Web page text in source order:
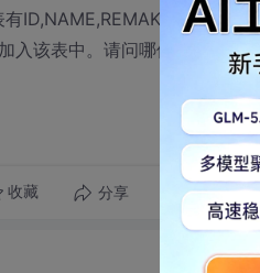
ID,NAME,REMAKE字段，但
入该表中。请问哪位做过呢，
收藏 分享 转发到动